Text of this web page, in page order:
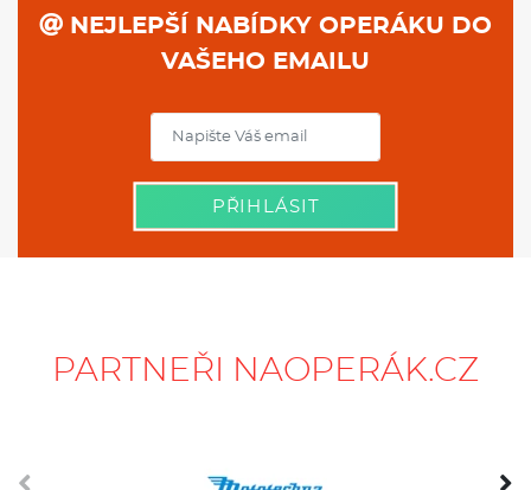
NEJLEPŠÍ NABÍDKY OPERÁKU DO
VAŠEHO EMAILU
PŘIHLÁSIT
PARTNEŘI NAOPERÁK.CZ